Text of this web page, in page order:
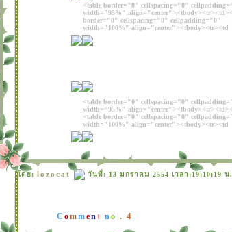
ดย: lozocat วันที่: 13 มกราคม 2554 เวลา:19:10:19 น.
C omment no . 4